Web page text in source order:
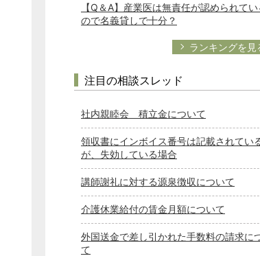
【Q＆A】産業医は無責任が認められてい
ので名義貸しで十分？
ランキングを見
注目の相談スレッド
社内親睦会 積立金について
領収書にインボイス番号は記載されてい
が、失効している場合
講師謝礼に対する源泉徴収について
介護休業給付の賃金月額について
外国送金で差し引かれた手数料の請求に
て